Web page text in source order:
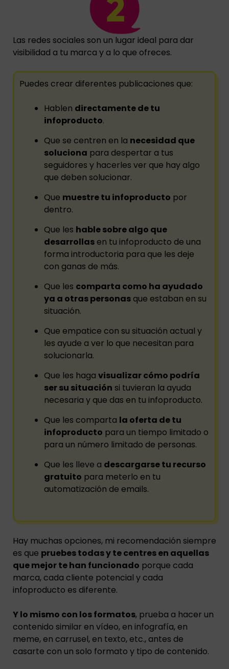
Las redes sociales son un lugar ideal para dar
visibilidad a tu marca y a lo que ofreces.
Puedes crear diferentes publicaciones que:
Hablen directamente de tu
infoproducto.
Que se centren en la necesidad que
soluciona para despertar a tus
seguidores y hacerles ver que hay algo
que deben solucionar.
Que muestre tu infoproducto por
dentro.
Que les hable sobre algo que
desarrollas en tu infoproducto de una
forma introductoria para que les deje
con ganas de más.
Que les comparta como ha ayudado
ya a otras personas que estaban en su
situación.
Que empatice con su situación actual y
les ayude a ver lo que necesitan para
solucionarla.
Que les haga visualizar cómo podría
ser su situación si tuvieran la ayuda
necesaria y que das en tu infoproducto.
Que les comparta la oferta de tu
infoproducto para un tiempo limitado o
para un número limitado de personas.
Que les lleve a descargarse tu recurso
gratuito para meterlo en tu
automatización de emails.
Hay muchas opciones, mi recomendación siempre
es que pruebes todas y te centres en aquellas
que mejor te han funcionado porque cada
marca, cada cliente potencial y cada
infoproducto es diferente.
Y lo mismo con los formatos, prueba a hacer un
contenido similar en vídeo, en infografía, en
meme, en carrusel, en texto, etc., antes de
casarte con un solo formato y tipo de contenido.